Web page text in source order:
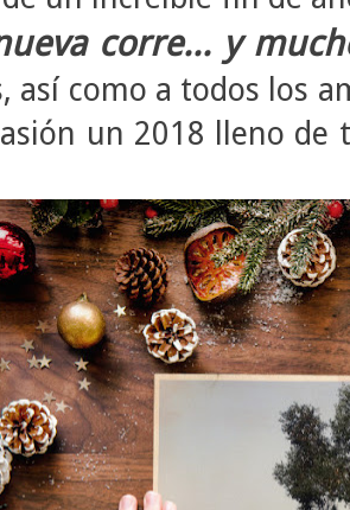
corre... y
así como a todos los
un 2018 lleno de